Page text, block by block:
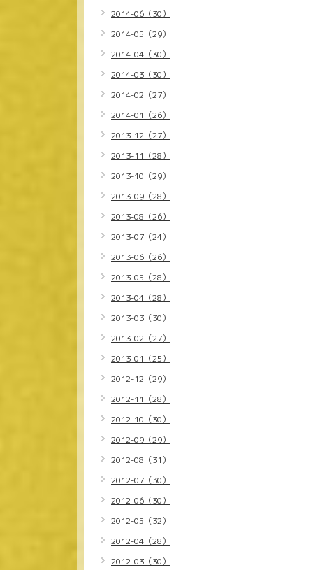
2014-06（30）
2014-05（29）
2014-04（30）
2014-03（30）
2014-02（27）
2014-01（26）
2013-12（27）
2013-11（28）
2013-10（29）
2013-09（28）
2013-08（26）
2013-07（24）
2013-06（26）
2013-05（28）
2013-04（28）
2013-03（30）
2013-02（27）
2013-01（25）
2012-12（29）
2012-11（28）
2012-10（30）
2012-09（29）
2012-08（31）
2012-07（30）
2012-06（30）
2012-05（32）
2012-04（28）
2012-03（30）